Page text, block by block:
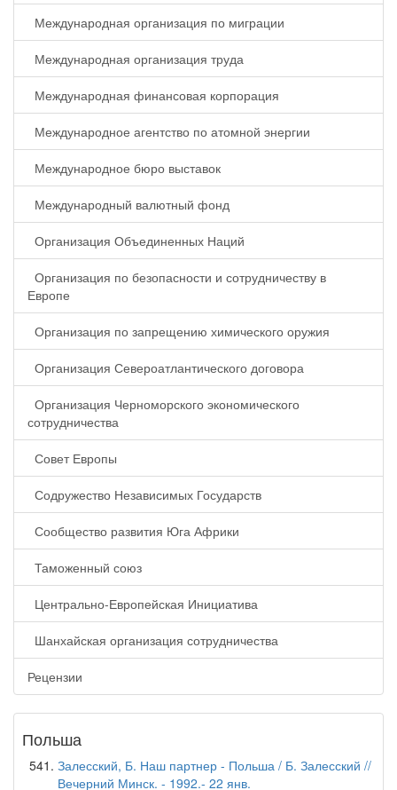
Международная организация по миграции
Международная организация труда
Международная финансовая корпорация
Международное агентство по атомной энергии
Международное бюро выставок
Международный валютный фонд
Организация Объединенных Наций
Организация по безопасности и сотрудничеству в
Европе
Организация по запрещению химического оружия
Организация Североатлантического договора
Организация Черноморского экономического
сотрудничества
Совет Европы
Содружество Независимых Государств
Сообщество развития Юга Африки
Таможенный союз
Центрально-Европейская Инициатива
Шанхайская организация сотрудничества
Рецензии
Польша
Залесский, Б. Наш партнер - Польша / Б. Залесский //
Вечерний Минск. - 1992.- 22 янв.